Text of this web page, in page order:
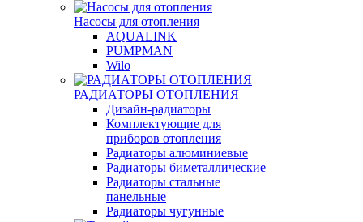
Насосы для отопления
AQUALINK
PUMPMAN
Wilo
РАДИАТОРЫ ОТОПЛЕНИЯ
Дизайн-радиаторы
Комплектующие для
приборов отопления
Радиаторы алюминиевые
Радиаторы биметаллические
Радиаторы стальные
панельные
Радиаторы чугунные